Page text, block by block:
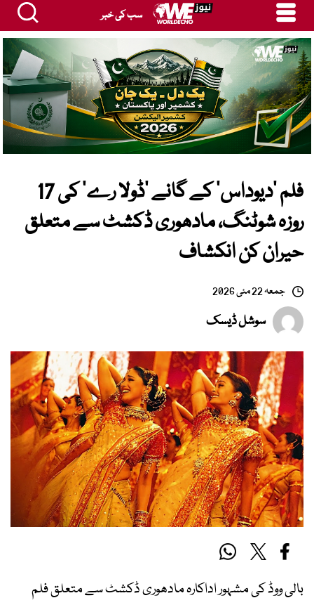
سب کی خبر
فلم ’دیوداس‘ کے گانے ’ڈولا رے‘ کی 17
روزہ شوٹنگ، مادھوری ڈکشٹ سے متعلق
حیران کن انکشاف
جمعہ 22 مئی 2026
سوشل ڈیسک
بالی ووڈ کی مشہور اداکارہ مادھوری ڈکشٹ سے متعلق فلم